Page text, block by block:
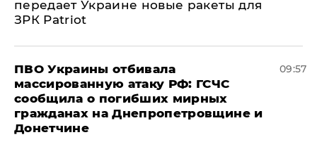
передает Украине новые ракеты для
ЗРК Patriot
ПВО Украины отбивала
массированную атаку РФ: ГСЧС
сообщила о погибших мирных
гражданах на Днепропетровщине и
Донетчине
09:57